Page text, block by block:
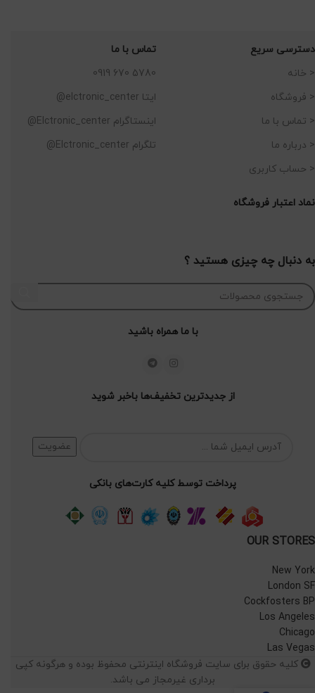
دسترسی سریع
< خانه
< فروشگاه
< تماس با ما
< درباره ما
< حساب کاربری
تماس با ما
5780 670 0919
ایتا elctronic_center@
اینستاگرام Elctronic_center@
تلگرام Elctronic_center@
نماد اعتبار فروشگاه
به دنبال چه چیزی هستید ؟
با ما همراه باشید
از جدیدترین تخفیف‌ها باخبر شوید
پرداخت توسط کلیه کارت‌های بانکی
OUR STORES
New York
London SF
Cockfosters BP
Los Angeles
Chicago
Las Vegas
کلیه حقوق برای سایت فروشگاه اینترنتی محفوظ بوده و هرگونه کپی
برداری غیرمجاز می باشد.